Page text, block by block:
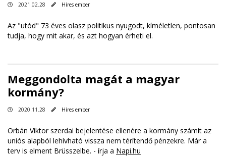
2021.02.28 Híres ember
Az "utód" 73 éves olasz politikus nyugodt, kíméletlen, pontosan
tudja, hogy mit akar, és azt hogyan érheti el.
Meggondolta magát a magyar
kormány?
2020.11.28 Híres ember
Orbán Viktor szerdai bejelentése ellenére a kormány számít az
uniós alapból lehívható vissza nem térítendő pénzekre. Már a
terv is elment Brüsszelbe. - írja a Napi.hu